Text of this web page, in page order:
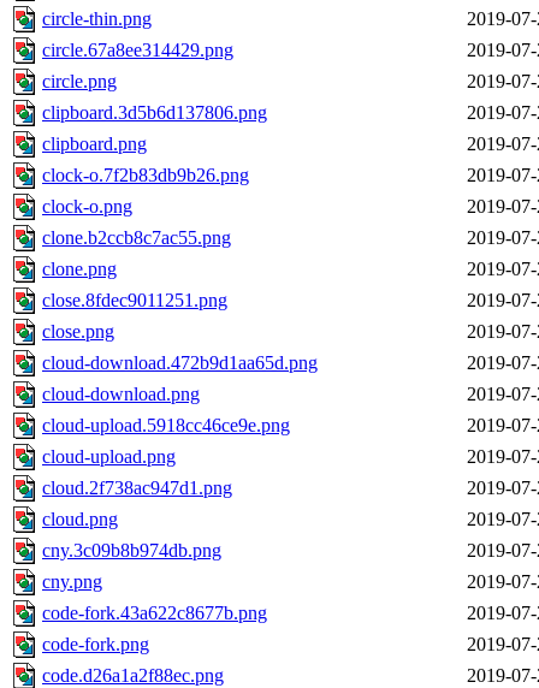
circle-thin.png
2019-
circle.67a8ee314429.png
2019-
circle.png
2019-
clipboard.3d5b6d137806.png
2019-
clipboard.png
2019-
clock-o.7f2b83db9b26.png
2019-
clock-o.png
2019-
clone.b2ccb8c7ac55.png
2019-
clone.png
2019-
close.8fdec9011251.png
2019-
close.png
2019-
cloud-download.472b9d1aa65d.png
2019-
cloud-download.png
2019-
cloud-upload.5918cc46ce9e.png
2019-
cloud-upload.png
2019-
cloud.2f738ac947d1.png
2019-
cloud.png
2019-
cny.3c09b8b974db.png
2019-
cny.png
2019-
code-fork.43a622c8677b.png
2019-
code-fork.png
2019-
code.d26a1a2f88ec.png
2019-